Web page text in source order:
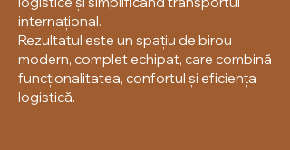
internațional.
Rezultatul este un spațiu de birou
modern, complet echipat, care combină
funcționalitatea, confortul și eficiența
logistică.